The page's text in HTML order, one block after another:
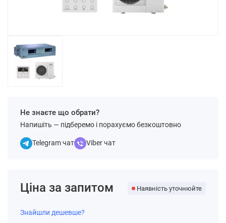
Не знаєте що обрати?
Напишіть — підберемо і порахуємо безкоштовно
Telegram чат Viber чат
Ціна за запитом Наявність уточнюйте
Знайшли дешевше?